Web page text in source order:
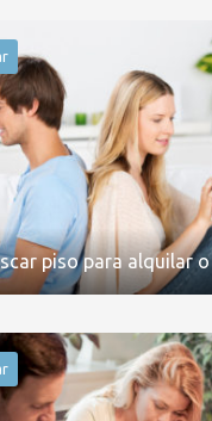
piso para alquilar